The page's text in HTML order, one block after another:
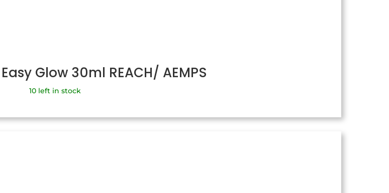
Glow 30ml REACH/ AEMPS
10 left in stock